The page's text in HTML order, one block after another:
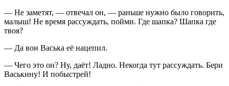
— Не заметят, — отвечал он, — раньше нужно было говорить,
малыш! Не время рассуждать, пойми. Где шапка? Шапка где
твоя?
— Да вон Васька её нацепил.
— Чего это он? Ну, даёт! Ладно. Некогда тут рассуждать. Бери
Васькину! И побыстрей!